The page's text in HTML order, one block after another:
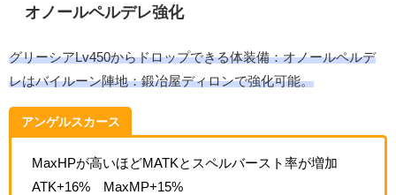
オノールペルデレ強化
グリーシアLv450からドロップできる体装備：オノールペルデ
レはバイルーン陣地：鍛冶屋ディロンで強化可能。
アンゲルスカース
MaxHPが高いほどMATKとスペルバースト率が増加
ATK+16% MaxMP+15%